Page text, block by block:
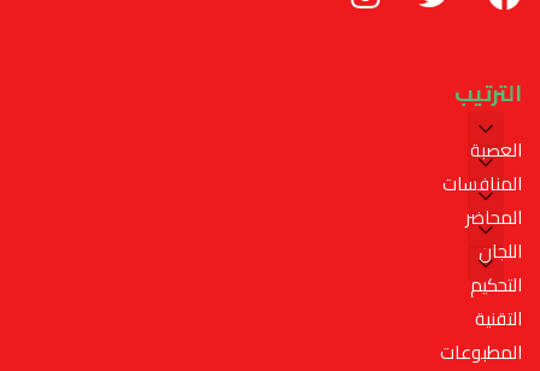
الترتيب
العصبة
المنافسات
المحاضر
اللجان
التحكيم
التقنية
المطبوعات